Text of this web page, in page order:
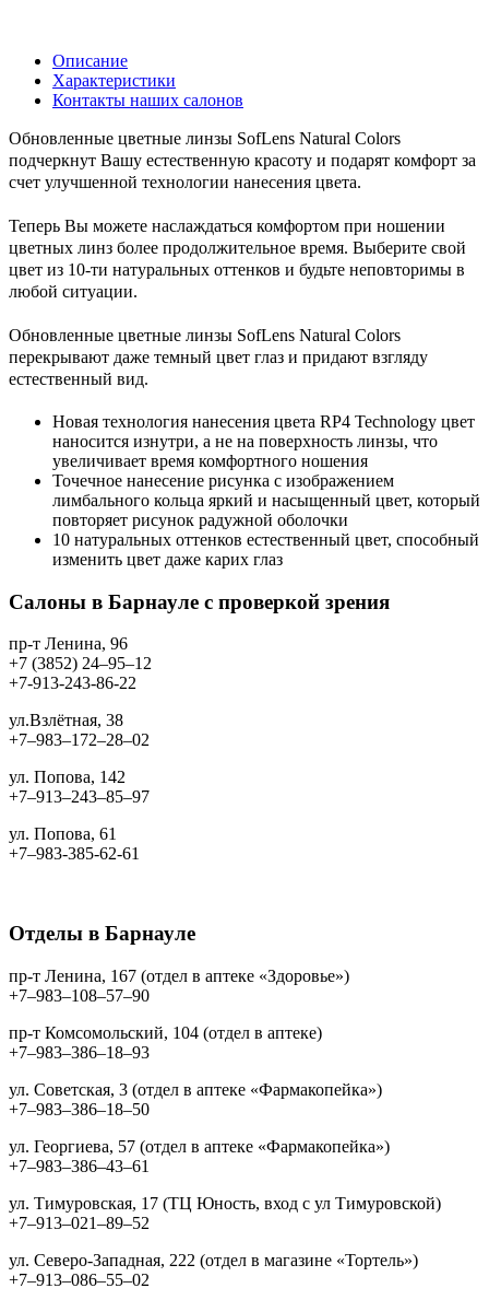
Описание
Характеристики
Контакты наших салонов
Обновленные цветные линзы SofLens Natural Colors
подчеркнут Вашу естественную красоту и подарят комфорт за
счет улучшенной технологии нанесения цвета.
Теперь Вы можете наслаждаться комфортом при ношении
цветных линз более продолжительное время. Выберите свой
цвет из 10-ти натуральных оттенков и будьте неповторимы в
любой ситуации.
Обновленные цветные линзы SofLens Natural Colors
перекрывают даже темный цвет глаз и придают взгляду
естественный вид.
Новая технология нанесения цвета RP4 Technology цвет
наносится изнутри, а не на поверхность линзы, что
увеличивает время комфортного ношения
Точечное нанесение рисунка с изображением
лимбального кольца яркий и насыщенный цвет, который
повторяет рисунок радужной оболочки
10 натуральных оттенков естественный цвет, способный
изменить цвет даже карих глаз
Салоны в Барнауле с проверкой зрения
пр-т Ленина, 96
+7 (3852) 24‒95‒12
+7-913-243-86-22
ул.Взлётная, 38
+7‒983‒172‒28‒02
ул. Попова, 142
+7‒913‒243‒85‒97
ул. Попова, 61
+7‒983-385-62-61
Отделы в Барнауле
пр-т Ленина, 167 (отдел в аптеке «Здоровье»)
+7‒983‒108‒57‒90
пр-т Комсомольский, 104 (отдел в аптеке)
+7‒983‒386‒18‒93
ул. Советская, 3 (отдел в аптеке «Фармакопейка»)
+7‒983‒386‒18‒50
ул. Георгиева, 57 (отдел в аптеке «Фармакопейка»)
+7‒983‒386‒43‒61
ул. Тимуровская, 17 (ТЦ Юность, вход с ул Тимуровской)
+7‒913‒021‒89‒52
ул. Северо-Западная, 222 (отдел в магазине «Тортель»)
+7‒913‒086‒55‒02